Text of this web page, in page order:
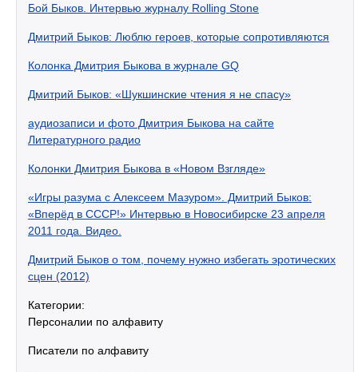
Бой Быков. Интервью журналу Rolling Stone
Дмитрий Быков: Люблю героев, которые сопротивляются
Колонка Дмитрия Быкова в журнале GQ
Дмитрий Быков: «Шукшинские чтения я не спасу»
аудиозаписи и фото Дмитрия Быкова на сайте
Литературного радио
Колонки Дмитрия Быкова в «Новом Взгляде»
«Игры разума с Алексеем Мазуром». Дмитрий Быков:
«Вперёд в СССР!» Интервью в Новосибирске 23 апреля
2011 года. Видео.
Дмитрий Быков о том, почему нужно избегать эротических
сцен (2012)
Категории:
Персоналии по алфавиту
Писатели по алфавиту